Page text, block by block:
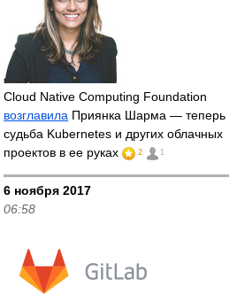
Cloud Native Computing Foundation
возглавила Приянка Шарма — теперь
судьба Kubernetes и других облачных
проектов в ее руках
2 1
6 ноября 2017
06:58